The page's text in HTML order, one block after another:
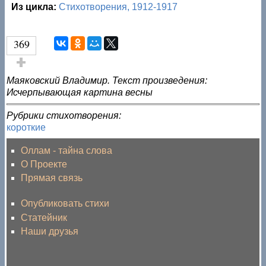
Из цикла:Стихотворения, 1912-1917
369
Голос за!
Маяковский Владимир. Текст произведения:
Исчерпывающая картина весны
Рубрики стихотворения:
короткие
Оллам - тайна слова
О Проекте
Прямая связь
Опубликовать стихи
Статейник
Наши друзья